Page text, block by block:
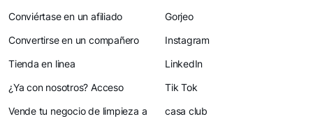
Conviértase en un afiliado
Convertirse en un compañero
Tienda en linea
¿Ya con nosotros? Acceso
Vende tu negocio de limpieza a
Gorjeo
Instagram
LinkedIn
Tik Tok
casa club